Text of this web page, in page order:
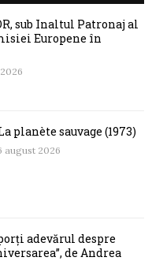
sub Înaltul Patronaj al
Europene în
planète sauvage (1973)
august 2026
adevărul despre
de Andrea